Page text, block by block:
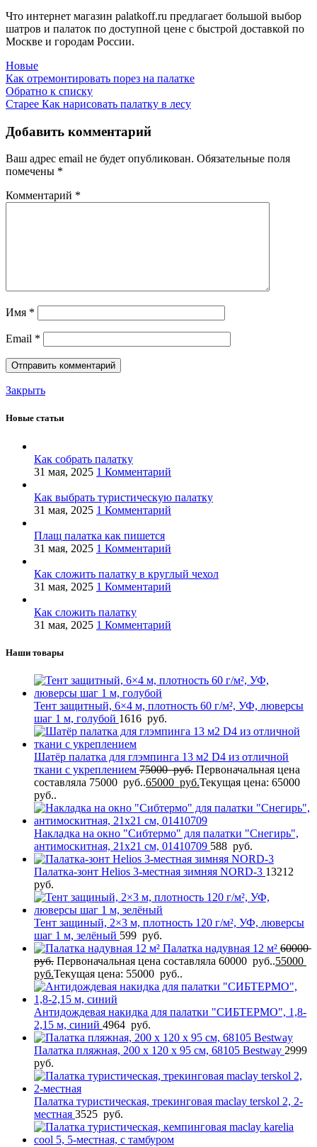
Что интернет магазин palatkoff.ru предлагает большой выбор
шатров и палаток по доступной цене с быстрой доставкой по
Москве и городам России.
Новые
Как отремонтировать порез на палатке
Обратно к списку
Старее Как нарисовать палатку в лесу
Добавить комментарий
Ваш адрес email не будет опубликован. Обязательные поля
помечены *
Комментарий *
Имя *
Email *
Закрыть
Новые статьи
Как собрать палатку
31 мая, 2025 1 Комментарий
Как выбрать туристическую палатку
31 мая, 2025 1 Комментарий
Плащ палатка как пишется
31 мая, 2025 1 Комментарий
Как сложить палатку в круглый чехол
31 мая, 2025 1 Комментарий
Как сложить палатку
31 мая, 2025 1 Комментарий
Наши товары
Тент защитный, 6×4 м, плотность 60 г/м², УФ, люверсы
шаг 1 м, голубой 1616 руб.
Шатёр палатка для глэмпинга 13 м2 D4 из отличной
ткани с укреплением 75000руб. Первоначальная цена
составляла 75000 руб..65000 руб.Текущая цена: 65000
руб..
Накладка на окно "Сибтермо" для палатки "Снегирь",
антимоскитная, 21х21 см, 01410709 588 руб.
Палатка-зонт Helios 3-местная зимняя NORD-3 13212
руб.
Тент защиный, 2×3 м, плотность 120 г/м², УФ, люверсы
шаг 1 м, зелёный 599 руб.
Палатка надувная 12 м² 60000
руб. Первоначальная цена составляла 60000 руб..55000
руб.Текущая цена: 55000 руб..
Антидождевая накидка для палатки "СИБТЕРМО", 1,8-
2,15 м, синий 4964 руб.
Палатка пляжная, 200 x 120 x 95 см, 68105 Bestway 2999
руб.
Палатка туристическая, трекинговая maclay terskol 2, 2-
местная 3525 руб.